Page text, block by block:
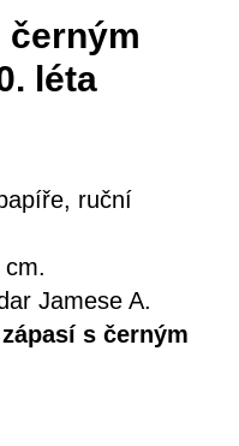
černým
léta
ruční
Jamese A.
s černým